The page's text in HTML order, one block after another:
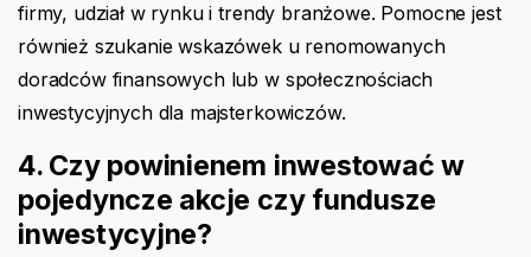
firmy, udział w rynku i trendy branżowe. Pomocne jest
również szukanie wskazówek u renomowanych
doradców finansowych lub w społecznościach
inwestycyjnych dla majsterkowiczów.
4. Czy powinienem inwestować w
pojedyncze akcje czy fundusze
inwestycyjne?